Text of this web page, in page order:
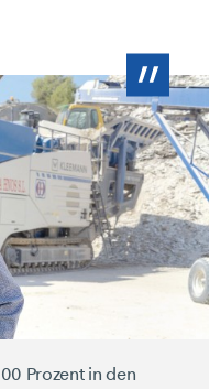
Prozentin den